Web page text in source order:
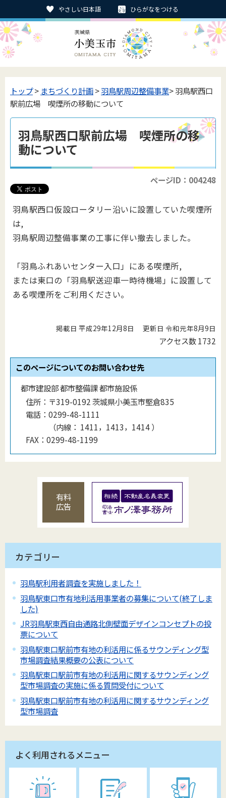
やさしい日本語 ひらがなをつける
トップ> まちづくり計画>羽鳥駅周辺整備事業> 羽鳥駅西口
駅前広場 喫煙所の移動について
羽鳥駅西口駅前広場 喫煙所の移
動について
ページID：004248
羽鳥駅西口仮設ロータリー沿いに設置していた喫煙所
は,
羽鳥駅周辺整備事業の工事に伴い撤去しました。
「羽鳥ふれあいセンター入口」にある喫煙所,
または東口の「羽鳥駅送迎車一時待機場」に設置して
ある喫煙所をご利用ください。
掲載日 平成29年12月8日 更新日 令和元年8月9日
アクセス数1732
このページについてのお問い合わせ先
都市建設部 都市整備課 都市施設係
住所： 〒319-0192 茨城県小美玉市堅倉835
電話： 0299-48-1111
（内線 ： 1411，1413，1414）
FAX： 0299-48-1199
有料
広告
カテゴリー
羽鳥駅利用者調査を実施しました！
羽鳥駅東口市有地利活用事業者の募集について(終了しま
した)
JR羽鳥駅東西自由通路北側壁面デザインコンセプトの投
票について
羽鳥駅東口駅前市有地の利活用に係るサウンディング型
市場調査結果概要の公表について
羽鳥駅東口駅前市有地の利活用に関するサウンディング
型市場調査の実施に係る質問受付について
羽鳥駅東口駅前市有地の利活用に関するサウンディング
型市場調査
よく利用されるメニュー